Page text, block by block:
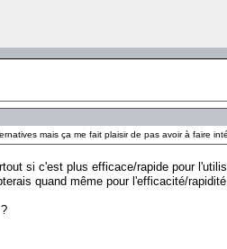
mais ça me fait plaisir de pas avoir à faire
si c'est plus efficace/rapide pour
quand même pour l'efficacité/